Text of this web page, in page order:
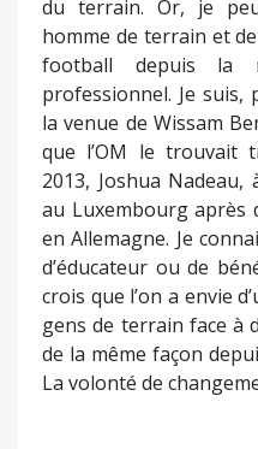
du terrain. Or, je
homme de terrain et
football depuis la
professionnel. Je suis,
la venue de Wissam
que l’OM le trouvait
2013, Joshua Nadeau,
au Luxembourg après
en Allemagne. Je
d’éducateur ou de
crois que l’on a envie
gens de terrain face à
de la même façon
La volonté de